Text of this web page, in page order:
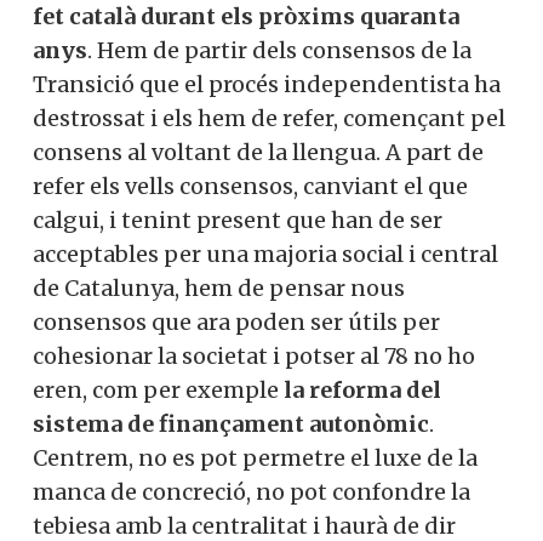
fet català durant els pròxims quaranta
anys. Hem de partir dels consensos de la
Transició que el procés independentista ha
destrossat i els hem de refer, començant pel
consens al voltant de la llengua. A part de
refer els vells consensos, canviant el que
calgui, i tenint present que han de ser
acceptables per una majoria social i central
de Catalunya, hem de pensar nous
consensos que ara poden ser útils per
cohesionar la societat i potser al 78 no ho
eren, com per exemple la reforma del
sistema de finançament autonòmic.
Centrem, no es pot permetre el luxe de la
manca de concreció, no pot confondre la
tebiesa amb la centralitat i haurà de dir